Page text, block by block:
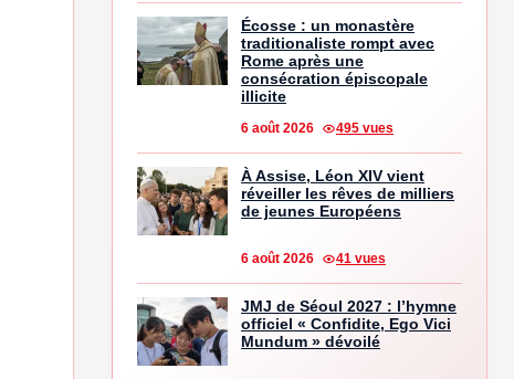
Écosse : un monastère
traditionaliste rompt avec
Rome après une
consécration épiscopale
illicite
6 août 2026 495 vues
À Assise, Léon XIV vient
réveiller les rêves de milliers
de jeunes Européens
6 août 2026 41 vues
JMJ de Séoul 2027 : l’hymne
officiel « Confidite, Ego Vici
Mundum » dévoilé